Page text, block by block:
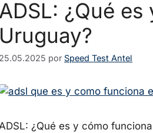
ADSL: ¿Qué
Uruguay?
25.05.2025 por Speed Test Antel
¿Qué es y cómo